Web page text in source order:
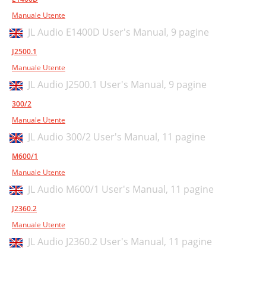
Manuale Utente
JL Audio E1400D User's Manual, 9 pagine
J2500.1
Manuale Utente
JL Audio J2500.1 User's Manual, 9 pagine
300/2
Manuale Utente
JL Audio 300/2 User's Manual, 11 pagine
M600/1
Manuale Utente
JL Audio M600/1 User's Manual, 11 pagine
J2360.2
Manuale Utente
JL Audio J2360.2 User's Manual, 11 pagine